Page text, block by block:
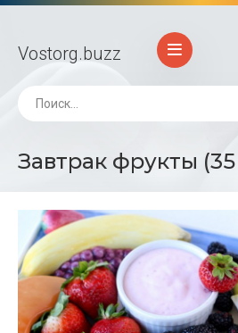
Vostorg.buzz
Завтрак фрукты